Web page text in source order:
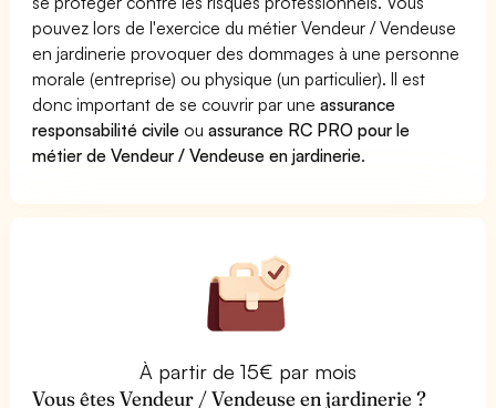
pouvez lors de l'exercice du métier Vendeur / Vendeuse
en jardinerie provoquer des dommages à une personne
morale (entreprise) ou physique (un particulier). Il est
donc important de se couvrir par uneassurance
responsabilité civile ouassurance RC PRO pour le
métier de Vendeur / Vendeuse en jardinerie.
À partir de 15€ par mois
Vous êtes Vendeur / Vendeuse en jardinerie ?